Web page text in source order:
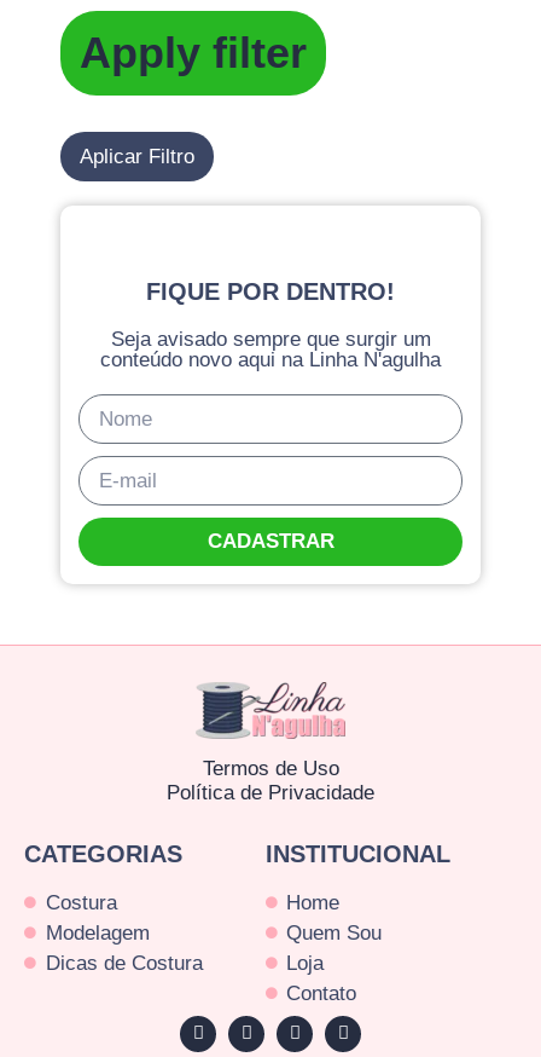
Apply filter
Aplicar Filtro
FIQUE POR DENTRO!
Seja avisado sempre que surgir um
conteúdo novo aqui na Linha N'agulha
CADASTRAR
Termos de Uso
Política de Privacidade
CATEGORIAS
Costura
Modelagem
Dicas de Costura
INSTITUCIONAL
Home
Quem Sou
Loja
Contato